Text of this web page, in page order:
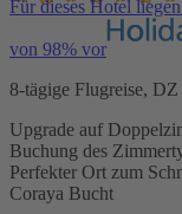
Für dieses Hotel
von 98% vor
8-tägige Flugreise,
Upgrade auf
Buchung des
Perfekter Ort zum
Coraya Bucht